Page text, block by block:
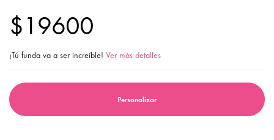
$19600
¡Tú funda va a ser increíble! Ver más detalles
Personalizar